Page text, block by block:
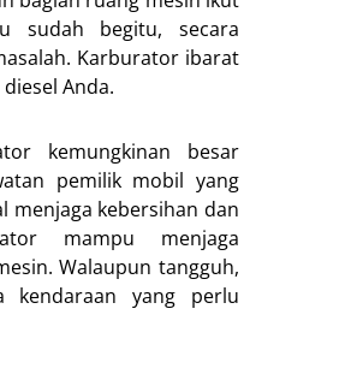
sudah begitu, secara
Karburator ibarat
Anda.
kemungkinan besar
pemilik mobil yang
menjaga kebersihan dan
mampu menjaga
Walaupun tangguh,
kendaraan yang perlu